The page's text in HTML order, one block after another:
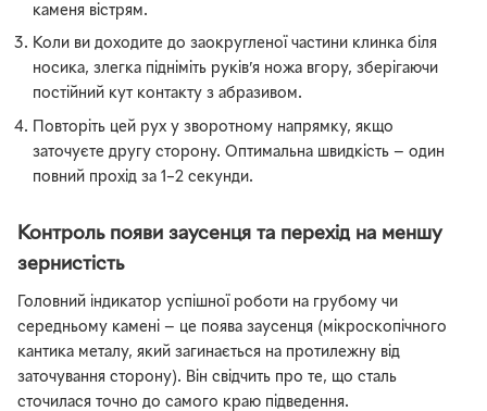
каменя вістрям.
Коли ви доходите до заокругленої частини клинка біля
носика, злегка підніміть руків’я ножа вгору, зберігаючи
постійний кут контакту з абразивом.
Повторіть цей рух у зворотному напрямку, якщо
заточуєте другу сторону. Оптимальна швидкість — один
повний прохід за 1–2 секунди.
Контроль появи заусенця та перехід на меншу
зернистість
Головний індикатор успішної роботи на грубому чи
середньому камені — це поява заусенця (мікроскопічного
кантика металу, який загинається на протилежну від
заточування сторону). Він свідчить про те, що сталь
сточилася точно до самого краю підведення.